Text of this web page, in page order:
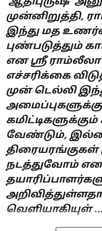
முன்னிறுத்தி,
இந்து மத
புண்படுத்தும்
என ஸ்ரீ
எச்சரிக்கை
முன் டெல்லி
கமிட்டிகளுக்கும்
வேண்டும்,
நடத்துவோம் என
வெளியாகியுள் ...